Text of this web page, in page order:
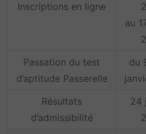
Inscriptions en ligne
au
Passation du test
d’aptitude Passerelle
du
Résultats
d’admissibilité
24